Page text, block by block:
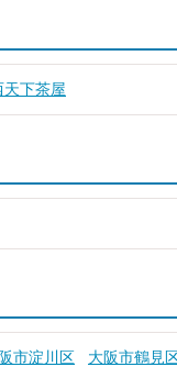
天下茶屋
市淀川区
大阪市鶴見